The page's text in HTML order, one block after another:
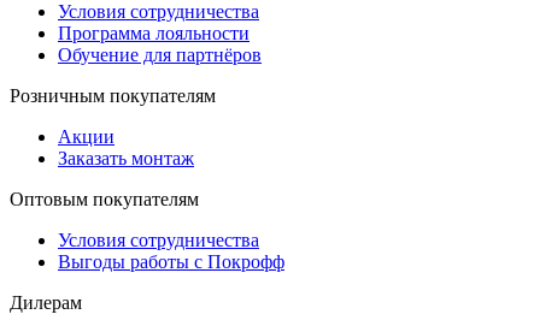
Условия сотрудничества
Программа лояльности
Обучение для партнёров
Розничным покупателям
Акции
Заказать монтаж
Оптовым покупателям
Условия сотрудничества
Выгоды работы с Покрофф
Дилерам